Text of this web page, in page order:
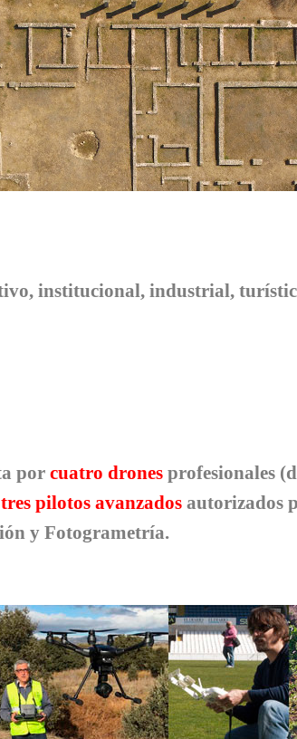
institucional, industrial,
porcuatro drones profesionales
tres pilotos avanzados autorizados
y Fotogrametría.